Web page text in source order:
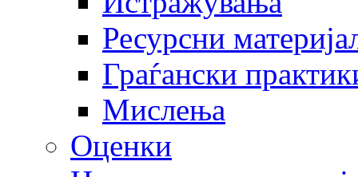
Ресурсни
Граѓански
Мислења
Оценки